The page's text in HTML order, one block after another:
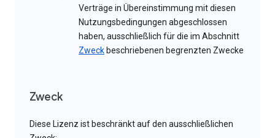
Verträge in Übereinstimmung mit diesen
Nutzungsbedingungen abgeschlossen
haben, ausschließlich für die im Abschnitt
Zweck beschriebenen begrenzten Zwecke
Zweck
Diese Lizenz ist beschränkt auf den ausschließlichen